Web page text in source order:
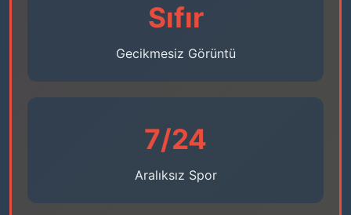
Sıfır
Gecikmesiz Görüntü
7/24
Aralıksız Spor